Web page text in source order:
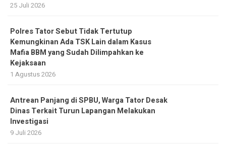
25 Juli 2026
Polres Tator Sebut Tidak Tertutup
Kemungkinan Ada TSK Lain dalam Kasus
Mafia BBM yang Sudah Dilimpahkan ke
Kejaksaan
1 Agustus 2026
Antrean Panjang di SPBU, Warga Tator Desak
Dinas Terkait Turun Lapangan Melakukan
Investigasi
9 Juli 2026